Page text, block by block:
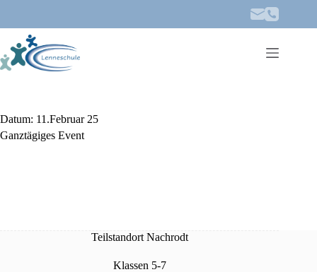
springen
Datum: 11.Februar 25
Ganztägiges Event
Teilstandort Nachrodt
Klassen 5-7